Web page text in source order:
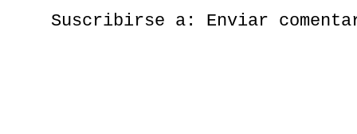
Suscribirse a: Enviar